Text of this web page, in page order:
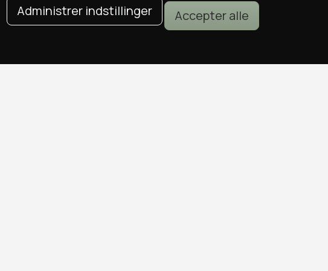
Administrer indstillinger Accepter alle